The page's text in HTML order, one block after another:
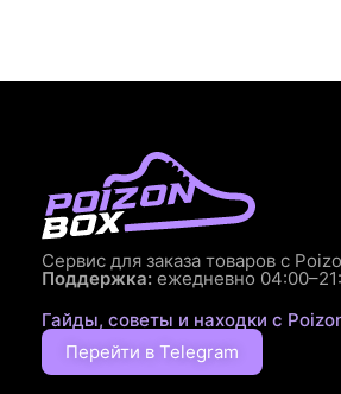
Сервис для заказа товаров с
Поддержка: ежедневно
Гайды, советы и находки с
Перейти в Telegram